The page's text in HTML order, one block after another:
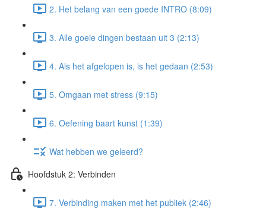
2. Het belang van een goede INTRO (8:09)
3. Alle goeie dingen bestaan uit 3 (2:13)
4. Als het afgelopen is, is het gedaan (2:53)
5. Omgaan met stress (9:15)
6. Oefening baart kunst (1:39)
Wat hebben we geleerd?
Hoofdstuk 2: Verbinden
7. Verbinding maken met het publiek (2:46)